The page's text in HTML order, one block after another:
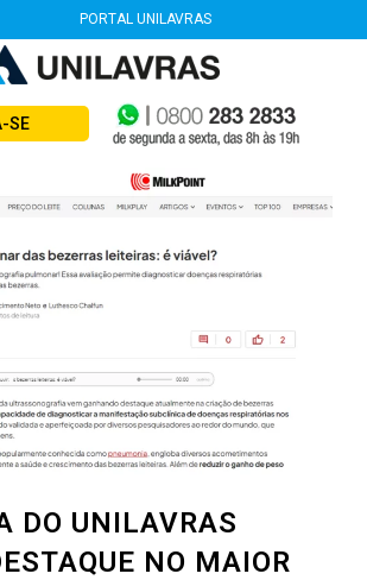
PORTAL UNILAVRAS
SE
DO UNILAVRAS
NO MAIOR